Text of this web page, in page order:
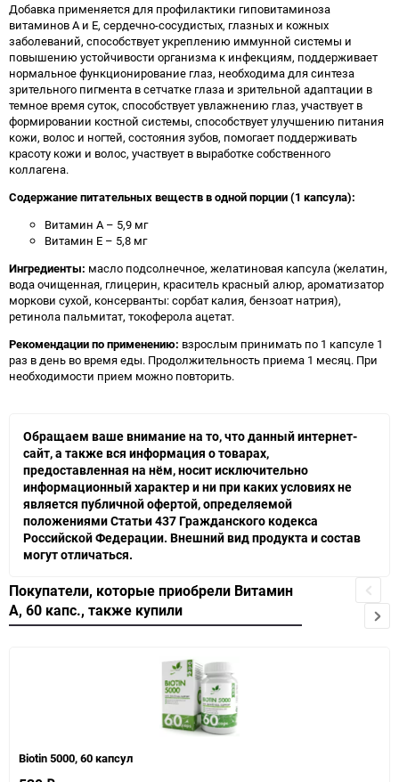
Добавка применяется для профилактики гиповитаминоза
витаминов А и Е, сердечно-сосудистых, глазных и кожных
заболеваний, способствует укреплению иммунной системы и
повышению устойчивости организма к инфекциям, поддерживает
нормальное функционирование глаз, необходима для синтеза
зрительного пигмента в сетчатке глаза и зрительной адаптации в
темное время суток, способствует увлажнению глаз, участвует в
формировании костной системы, способствует улучшению питания
кожи, волос и ногтей, состояния зубов, помогает поддерживать
красоту кожи и волос, участвует в выработке собственного
коллагена.
Содержание питательных веществ в одной порции (1 капсула):
Витамин А – 5,9 мг
Витамин Е – 5,8 мг
Ингредиенты: масло подсолнечное, желатиновая капсула (желатин,
вода очищенная, глицерин, краситель красный алюр, ароматизатор
моркови сухой, консерванты: сорбат калия, бензоат натрия),
ретинола пальмитат, токоферола ацетат.
Рекомендации по применению: взрослым принимать по 1 капсуле 1
раз в день во время еды. Продолжительность приема 1 месяц. При
необходимости прием можно повторить.
Обращаем ваше внимание на то, что данный интернет-
сайт, а также вся информация о товарах,
предоставленная на нём, носит исключительно
информационный характер и ни при каких условиях не
является публичной офертой, определяемой
положениями Статьи 437 Гражданского кодекса
Российской Федерации. Внешний вид продукта и состав
могут отличаться.
Покупатели, которые приобрели Витамин
А, 60 капс., также купили
Biotin 5000, 60 капсул